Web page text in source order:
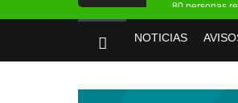
80 personas
NOTICIAS